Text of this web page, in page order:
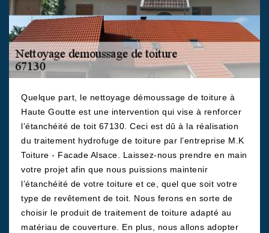
Quelque part, le nettoyage démoussage de toiture à
Haute Goutte est une intervention qui vise à renforcer
l’étanchéité de toit 67130. Ceci est dû à la réalisation
du traitement hydrofuge de toiture par l’entreprise M.K
Toiture - Facade Alsace. Laissez-nous prendre en main
votre projet afin que nous puissions maintenir
l’étanchéité de votre toiture et ce, quel que soit votre
type de revêtement de toit. Nous ferons en sorte de
choisir le produit de traitement de toiture adapté au
matériau de couverture. En plus, nous allons adopter